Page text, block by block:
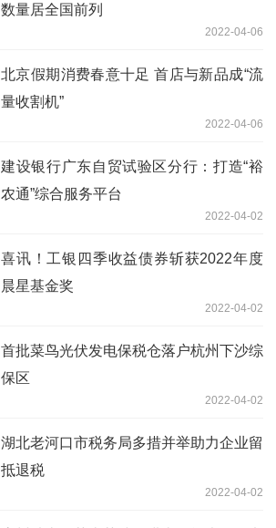
数量居全国前列
2022-04-06
北京假期消费春意十足 首店与新品成“流
量收割机”
2022-04-06
建设银行广东自贸试验区分行：打造“裕
农通”综合服务平台
2022-04-02
喜讯！工银四季收益债券斩获2022年度
晨星基金奖
2022-04-02
首批菜鸟光伏发电保税仓落户杭州下沙综
保区
2022-04-02
湖北老河口市税务局多措并举助力企业留
抵退税
2022-04-02